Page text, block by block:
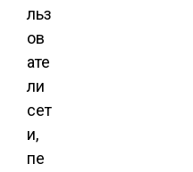
льз
ов
ате
ли
сет
и,
пе